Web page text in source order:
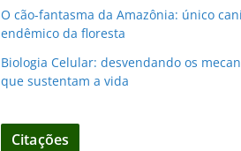
O cão-fantasma da Amazônia: único
endêmico da floresta
Biologia Celular: desvendando os
que sustentam a vida
Citações